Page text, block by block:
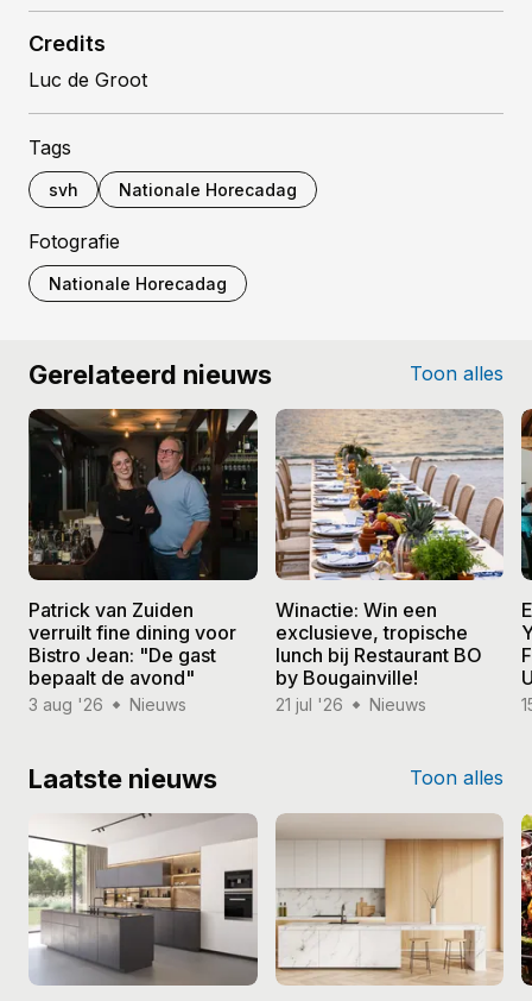
Credits
Luc de Groot
Tags
svh Nationale Horecadag
Fotografie
Nationale Horecadag
Gerelateerd nieuws Toon alles
Patrick van Zuiden
verruilt fine dining voor
Bistro Jean: "De gast
bepaalt de avond"
3 aug '26 Nieuws
Winactie: Win een
exclusieve, tropische
lunch bij Restaurant BO
by Bougainville!
21 jul '26 Nieuws
Laatste nieuws Toon alles